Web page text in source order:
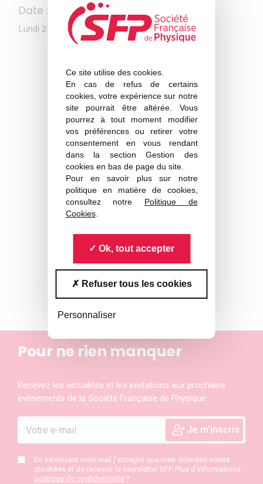
Ce site utilise des cookies.
En cas de refus de certains
cookies, votre expérience sur notre
site pourrait être altérée. Vous
pourrez à tout moment modifier
vos préférences ou retirer votre
consentement en vous rendant
dans la section Gestion des
cookies en bas de page du site.
Pour en savoir plus sur notre
politique en matière de cookies,
consultez notre Politique de
Cookies.
Ok, tout accepter
Refuser tous les cookies
Personnaliser
Date :
Lundi 21 novembre à 16h
Pour plus d’informationscliquez ici
Pour ne rien manquer
Recevez les actualités et les invitations aux prochains
événements de la Société Française de Physique
En saisissant mon mail j’accepte que mes données soient
stockées et de recevoir la newsletter SFP. Plus d’informations :
politique de confidentialité *